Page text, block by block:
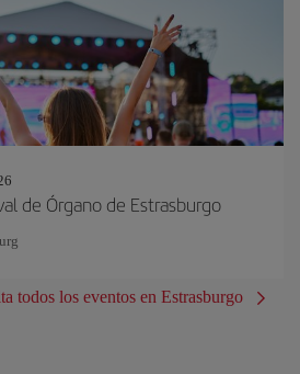
de Órgano de Estrasburgo
todos los eventos en Estrasburgo